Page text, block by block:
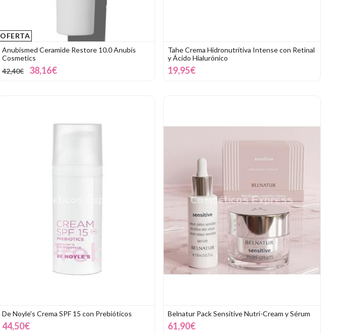
OFERTA
Anubismed Ceramide Restore 10.0 Anubis
Cosmetics
42,40€
38,16€
Tahe Crema Hidronutritiva Intense con Retinal
y Ácido Hialurónico
19,95€
De Noyle's Crema SPF 15 con Prebióticos
44,50€
Belnatur Pack Sensitive Nutri-Cream y Sérum
61,90€